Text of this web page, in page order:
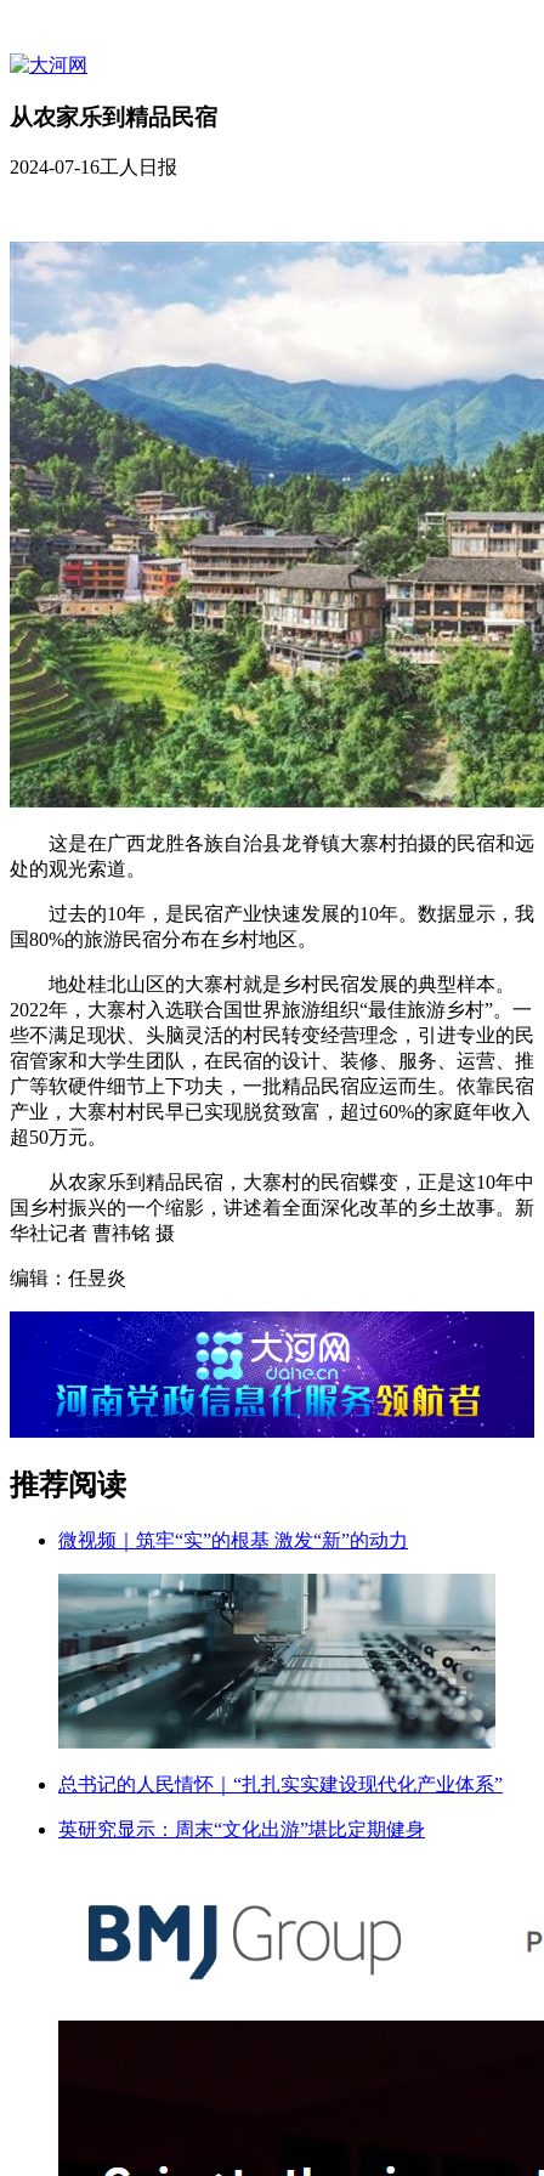
从农家乐到精品民宿
2024-07-16工人日报
这是在广西龙胜各族自治县龙脊镇大寨村拍摄的民宿和远
处的观光索道。
过去的10年，是民宿产业快速发展的10年。数据显示，我
国80%的旅游民宿分布在乡村地区。
地处桂北山区的大寨村就是乡村民宿发展的典型样本。
2022年，大寨村入选联合国世界旅游组织“最佳旅游乡村”。一
些不满足现状、头脑灵活的村民转变经营理念，引进专业的民
宿管家和大学生团队，在民宿的设计、装修、服务、运营、推
广等软硬件细节上下功夫，一批精品民宿应运而生。依靠民宿
产业，大寨村村民早已实现脱贫致富，超过60%的家庭年收入
超50万元。
从农家乐到精品民宿，大寨村的民宿蝶变，正是这10年中
国乡村振兴的一个缩影，讲述着全面深化改革的乡土故事。新
华社记者 曹祎铭 摄
编辑：任昱炎
推荐阅读
微视频｜筑牢“实”的根基 激发“新”的动力
总书记的人民情怀｜“扎扎实实建设现代化产业体系”
英研究显示：周末“文化出游”堪比定期健身